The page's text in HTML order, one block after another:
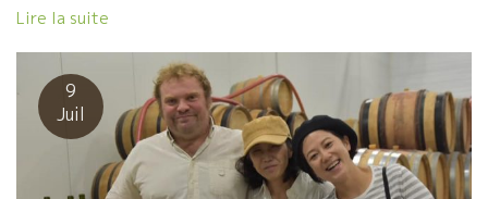
今年2023年は、猛暑もありながらも、結果的に稀にみる高品質で
で、最高の笑顔で迎えてくれたトーマ・ピコだった。 OENO
CONNEXION社は、トーマがお父さんからドメーヌの一部を引き
継いだ２００３年の初ビンテージから付き合っている。 トーマが
２０年間にやってきたシャブリでの奮闘はMAGNIFIQUEマニフィ
ック・素晴らしい！としか言いようのないものでした。 そんなト
ーマの２０年間の奮闘と現在までの地道な活動の一部を小松さん
Lire la suite
9
Juil